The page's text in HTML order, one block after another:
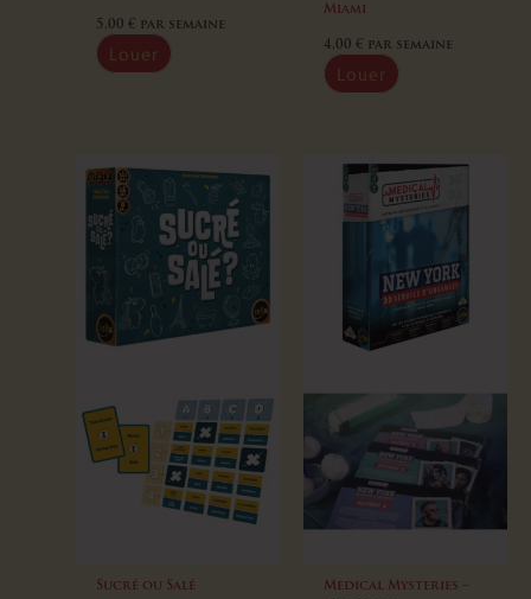
5,00 € par semaine
Louer
Miami
4,00 € par semaine
Louer
Sucré ou Salé
Medical Mysteries –